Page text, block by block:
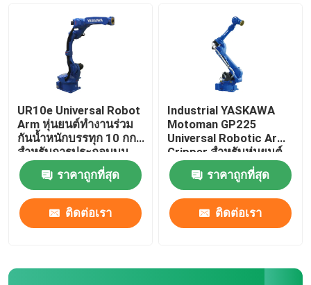
UR10e Universal Robot
Arm หุ่นยนต์ทำงานร่วม
กันน้ำหนักบรรทุก 10 กก.
สำหรับการประกอบบน
แท่นวางสินค้า
ราคาถูกที่สุด
ติดต่อเรา
Industrial YASKAWA
Motoman GP225
Universal Robotic Arm
Gripper สำหรับหุ่นยนต์
จัดการแท่นวางสินค้า
ราคาถูกที่สุด
ติดต่อเรา